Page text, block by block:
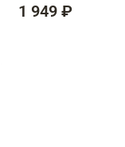
1 949 ₽